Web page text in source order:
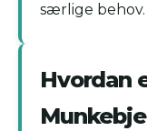
særlige behov.
Hvordan